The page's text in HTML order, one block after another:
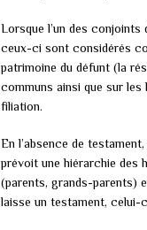
Lorsque l’un des
ceux-ci sont considérés
patrimoine du défunt (la
communs ainsi que sur les
filiation.
En l’absence de testament,
prévoit une hiérarchie des
(parents, grands-parents)
laisse un testament, celui-